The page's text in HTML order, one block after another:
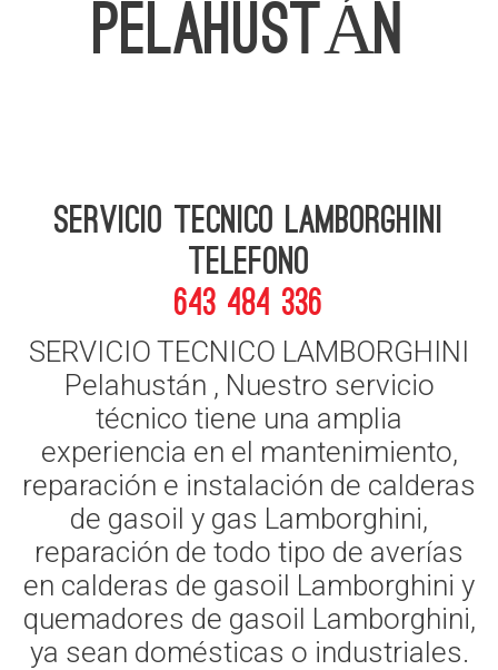
PELAHUSTÁN
Servicio Tecnico Lamborghini
telefono
643 484 336
SERVICIO TECNICO LAMBORGHINI
Pelahustán , Nuestro servicio
técnico tiene una amplia
experiencia en el mantenimiento,
reparación e instalación de calderas
de gasoil y gas Lamborghini,
reparación de todo tipo de averías
en calderas de gasoil Lamborghini y
quemadores de gasoil Lamborghini,
ya sean domésticas o industriales.